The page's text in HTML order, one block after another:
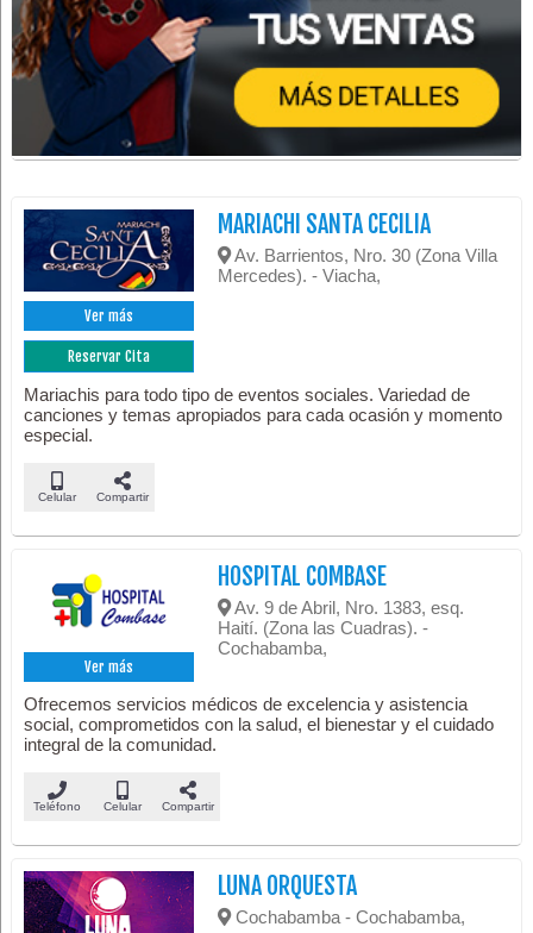
Ver más
Reservar Cita
MARIACHI SANTA CECILIA
Av. Barrientos, Nro. 30 (Zona Villa
Mercedes). - Viacha,
Mariachis para todo tipo de eventos sociales. Variedad de
canciones y temas apropiados para cada ocasión y momento
especial.
Celular Compartir
Ver más
HOSPITAL COMBASE
Av. 9 de Abril, Nro. 1383, esq.
Haití. (Zona las Cuadras). -
Cochabamba,
Ofrecemos servicios médicos de excelencia y asistencia
social, comprometidos con la salud, el bienestar y el cuidado
integral de la comunidad.
Teléfono Celular Compartir
LUNA ORQUESTA
Cochabamba - Cochabamba,